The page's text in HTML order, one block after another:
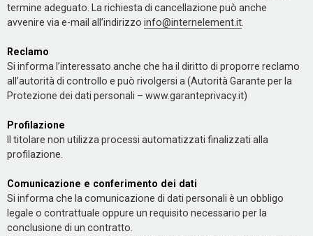
termine adeguato. La richiesta di cancellazione può anche
avvenire via e-mail all’indirizzo info@internelement.it
Reclamo
Si informa l’interessato anche che ha il diritto di proporre reclamo
all’autorità di controllo e può rivolgersi a (Autorità Garante per la
Protezione dei dati personali – www.garanteprivacy.it)
Profilazione
Il titolare non utilizza processi automatizzati finalizzati alla
profilazione.
Comunicazione e conferimento dei dati
Si informa che la comunicazione di dati personali è un obbligo
legale o contrattuale oppure un requisito necessario per la
conclusione di un contratto.